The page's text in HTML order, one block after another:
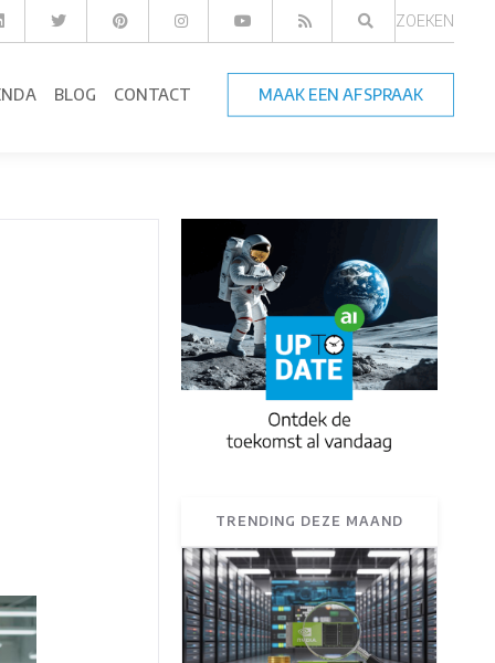
ZOEKEN
BLOG CONTACT MAAK EEN AFSPRAAK
TRENDING DEZE MAAND